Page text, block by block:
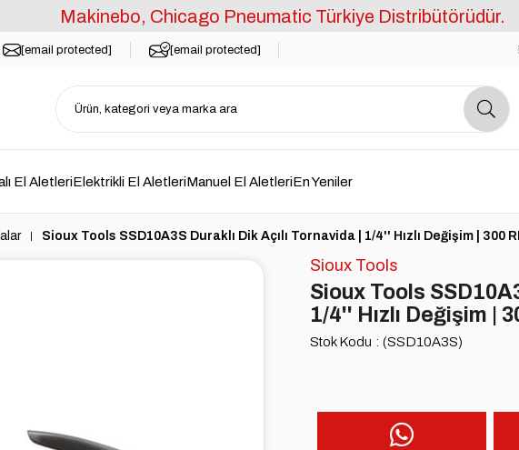
Makinebo, Chicago Pneumatic Türkiye Distribütörüdür.
[email protected] [email protected]
El AletleriElektrikli El AletleriManuel El AletleriEn Yeniler
Sioux Tools SSD10A3S Duraklı Dik Açılı Tornavida | 1/4'' Hızlı Değişim | 300
Sioux Tools
Sioux Tools
1/4'' Hızlı Değişim |
Stok Kodu (SSD10A3S)